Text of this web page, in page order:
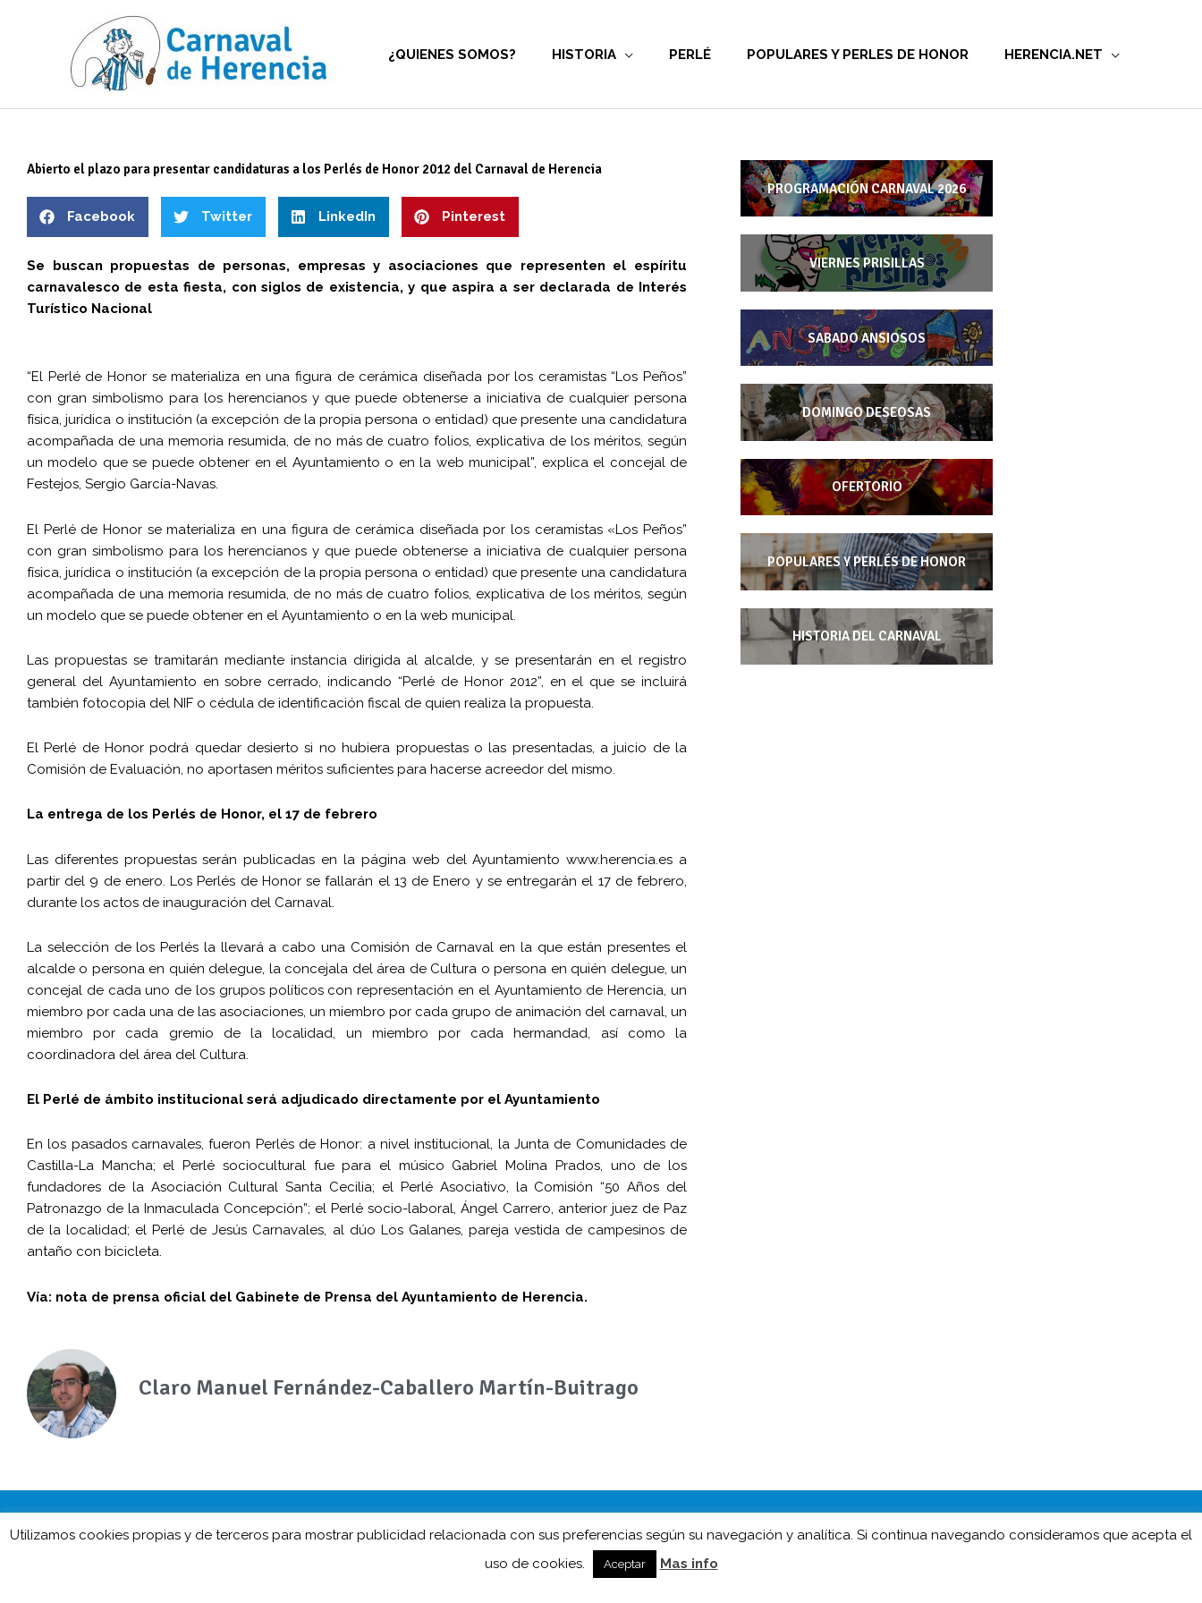
¿QUIENES SOMOS? HISTORIA PERLÉ POPULARES Y PERLES DE HONOR HERENCIA.NET
Abierto el plazo para presentar candidaturas a los Perlés de Honor 2012 del Carnaval de Herencia
Facebook Twitter LinkedIn Pinterest
Se buscan propuestas de personas, empresas y asociaciones que representen el espíritu
carnavalesco de esta fiesta, con siglos de existencia, y que aspira a ser declarada de Interés
Turístico Nacional
“El Perlé de Honor se materializa en una figura de cerámica diseñada por los ceramistas “Los Peños”
con gran simbolismo para los herencianos y que puede obtenerse a iniciativa de cualquier persona
física, jurídica o institución (a excepción de la propia persona o entidad) que presente una candidatura
acompañada de una memoria resumida, de no más de cuatro folios, explicativa de los méritos, según
un modelo que se puede obtener en el Ayuntamiento o en la web municipal”, explica el concejal de
Festejos, Sergio García-Navas.
El Perlé de Honor se materializa en una figura de cerámica diseñada por los ceramistas «Los Peños”
con gran simbolismo para los herencianos y que puede obtenerse a iniciativa de cualquier persona
física, jurídica o institución (a excepción de la propia persona o entidad) que presente una candidatura
acompañada de una memoria resumida, de no más de cuatro folios, explicativa de los méritos, según
un modelo que se puede obtener en el Ayuntamiento o en la web municipal.
Las propuestas se tramitarán mediante instancia dirigida al alcalde, y se presentarán en el registro
general del Ayuntamiento en sobre cerrado, indicando “Perlé de Honor 2012”, en el que se incluirá
también fotocopia del NIF o cédula de identificación fiscal de quien realiza la propuesta.
El Perlé de Honor podrá quedar desierto si no hubiera propuestas o las presentadas, a juicio de la
Comisión de Evaluación, no aportasen méritos suficientes para hacerse acreedor del mismo.
La entrega de los Perlés de Honor, el 17 de febrero
Las diferentes propuestas serán publicadas en la página web del Ayuntamiento www.herencia.es a
partir del 9 de enero. Los Perlés de Honor se fallarán el 13 de Enero y se entregarán el 17 de febrero,
durante los actos de inauguración del Carnaval.
La selección de los Perlés la llevará a cabo una Comisión de Carnaval en la que están presentes el
alcalde o persona en quién delegue, la concejala del área de Cultura o persona en quién delegue, un
concejal de cada uno de los grupos políticos con representación en el Ayuntamiento de Herencia, un
miembro por cada una de las asociaciones, un miembro por cada grupo de animación del carnaval, un
miembro por cada gremio de la localidad, un miembro por cada hermandad, así como la
coordinadora del área del Cultura.
El Perlé de ámbito institucional será adjudicado directamente por el Ayuntamiento
En los pasados carnavales, fueron Perlés de Honor: a nivel institucional, la Junta de Comunidades de
Castilla-La Mancha; el Perlé sociocultural fue para el músico Gabriel Molina Prados, uno de los
fundadores de la Asociación Cultural Santa Cecilia; el Perlé Asociativo, la Comisión “50 Años del
Patronazgo de la Inmaculada Concepción”; el Perlé socio-laboral, Ángel Carrero, anterior juez de Paz
de la localidad; el Perlé de Jesús Carnavales, al dúo Los Galanes, pareja vestida de campesinos de
antaño con bicicleta.
Vía: nota de prensa oficial del Gabinete de Prensa del Ayuntamiento de Herencia.
Claro Manuel Fernández-Caballero Martín-Buitrago
PROGRAMACIÓN CARNAVAL 2026
VIERNES PRISILLAS
SABADO ANSIOSOS
DOMINGO DESEOSAS
OFERTORIO
POPULARES Y PERLÉS DE HONOR
HISTORIA DEL CARNAVAL
CarnavaldeHerencia.es es la web de información de esta popular fiesta manchega desarrollada por
Barco de Colegas y D.O. Carnaval de Herencia en colaboración con
Utilizamos cookies propias y de terceros para mostrar publicidad relacionada con sus preferencias según su navegación y analítica. Si continua navegando consideramos que acepta el
uso de cookies.
Aceptar Mas info